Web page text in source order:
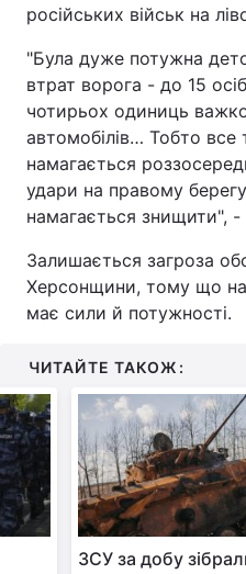
російських військ на
"Була дуже потужна
втрат ворога - до 15
чотирьох одиниць
автомобілів… Тобто
намагається
удари на правому
намагається знищити",
Залишається загроза
Херсонщини, тому що на
має сили й потужності.
ЧИТАЙТЕ ТАКОЖ:
ЗСУ за добу